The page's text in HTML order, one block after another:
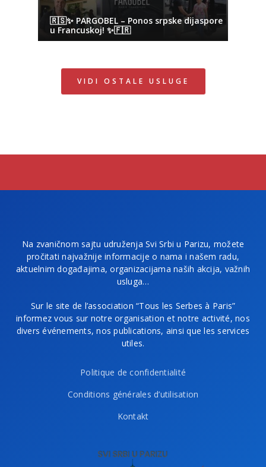
🇷🇸✨ PARGOBEL – Ponos srpske dijaspore
u Francuskoj! ✨🇫🇷
VIDI OSTALE USLUGE
Na zvaničnom sajtu udruženja Svi Srbi u Parizu, možete
pročitati najvažnije informacije o nama i našem radu,
aktuelnim događajima, organizacijama naših akcija, važnih
usluga…
Sur le site de l’association “Tous les Serbes à Paris”
informez vous sur notre organisation et notre activité, nos
divers événements, nos publications, ainsi que les services
utiles.
Politique de confidentialité
Conditions générales d’utilisation
Kontakt